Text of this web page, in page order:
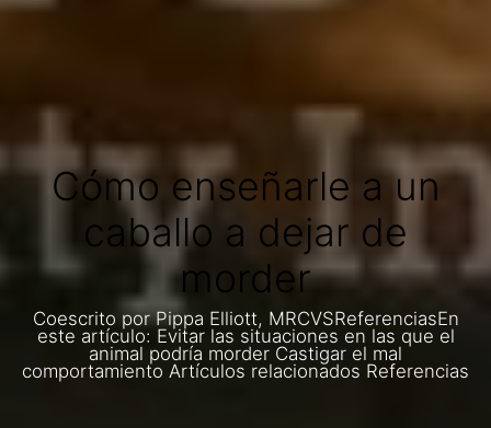
Cómo enseñarle a un
caballo a dejar de
morder
Coescrito por Pippa Elliott, MRCVSReferenciasEn
este artículo: Evitar las situaciones en las que el
animal podría morder Castigar el mal
comportamiento Artículos relacionados Referencias